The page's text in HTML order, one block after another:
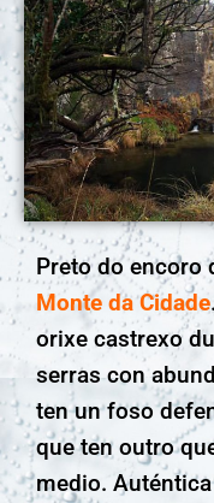
Preto do encoro
Monte da Cidade
orixe castrexo
serras con
ten un foso
que ten outro
medio.